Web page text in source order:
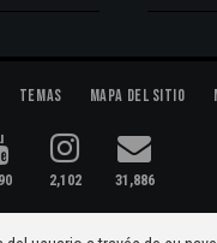
Temas Mapa del Sitio
2,102 31,886